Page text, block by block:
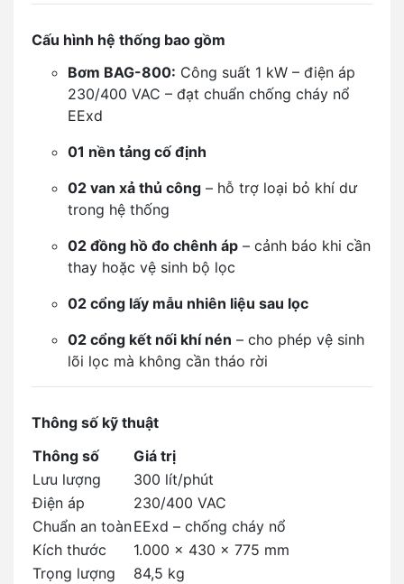
Cấu hình hệ thống bao gồm
Bơm BAG-800: Công suất 1 kW – điện áp
230/400 VAC – đạt chuẩn chống cháy nổ
EExd
01 nền tảng cố định
02 van xả thủ công – hỗ trợ loại bỏ khí dư
trong hệ thống
02 đồng hồ đo chênh áp – cảnh báo khi cần
thay hoặc vệ sinh bộ lọc
02 cổng lấy mẫu nhiên liệu sau lọc
02 cổng kết nối khí nén – cho phép vệ sinh
lõi lọc mà không cần tháo rời
Thông số kỹ thuật
Thông số
Giá trị
Lưu lượng
300 lít/phút
Điện áp
230/400 VAC
Chuẩn an toànEExd – chống cháy nổ
Kích thước
1.000 x 430 x 775 mm
Trọng lượng
84,5 kg